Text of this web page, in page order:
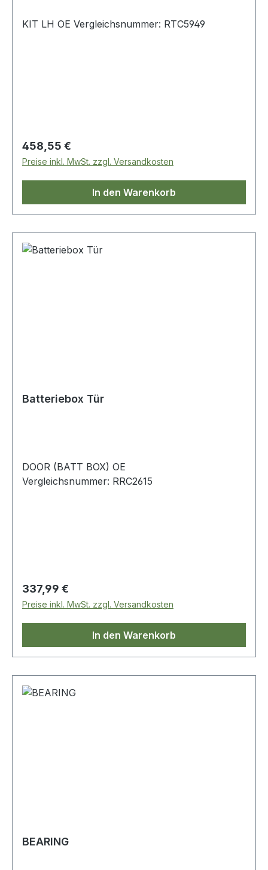
KIT LH OE Vergleichsnummer: RTC5949
Regulärer Preis:
458,55 €
Preise inkl. MwSt. zzgl. Versandkosten
In den Warenkorb
Batteriebox Tür
DOOR (BATT BOX) OE
Vergleichsnummer: RRC2615
Regulärer Preis:
337,99 €
Preise inkl. MwSt. zzgl. Versandkosten
In den Warenkorb
BEARING